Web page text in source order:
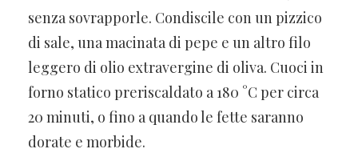
senza sovrapporle. Condiscile con un pizzico
di sale, una macinata di pepe e un altro filo
leggero di olio extravergine di oliva. Cuoci in
forno statico preriscaldato a 180 °C per circa
20 minuti, o fino a quando le fette saranno
dorate e morbide.